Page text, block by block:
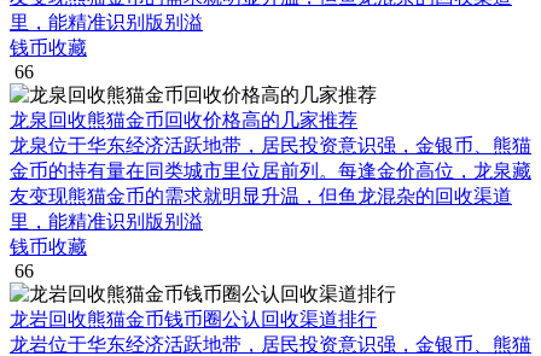
里，能精准识别版别溢
钱币收藏
66
龙泉回收熊猫金币回收价格高的几家推荐
龙泉位于华东经济活跃地带，居民投资意识强，金银币、熊猫
金币的持有量在同类城市里位居前列。每逢金价高位，龙泉藏
友变现熊猫金币的需求就明显升温，但鱼龙混杂的回收渠道
里，能精准识别版别溢
钱币收藏
66
龙岩回收熊猫金币钱币圈公认回收渠道排行
龙岩位于华东经济活跃地带，居民投资意识强，金银币、熊猫